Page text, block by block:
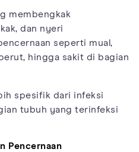
membengkak
dan nyeri
seperti mual,
hingga sakit di bagian
spesifik dari infeksi
tubuh yang terinfeksi
Pencernaan